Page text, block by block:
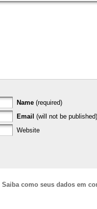
Name (required)
Email (will not be
Website
Saiba como seus dados em